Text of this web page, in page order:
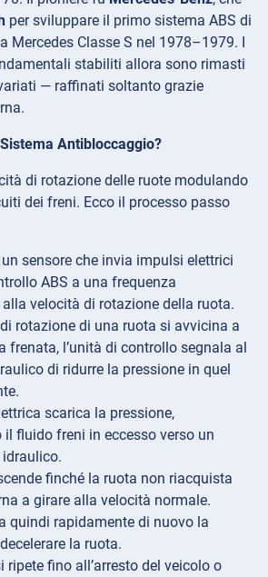
per sviluppare il primo sistema ABS di
Mercedes Classe S nel 1978–1979. I
stabiliti allora sono rimasti
— raffinati soltanto grazie
Antibloccaggio?
di rotazione delle ruote modulando
dei freni. Ecco il processo passo
sensore che invia impulsi elettrici
ABS a una frequenza
velocità di rotazione della ruota.
rotazione di una ruota si avvicina a
frenata, l’unità di controllo segnala al
di ridurre la pressione in quel
scarica la pressione,
il fluido freni in eccesso verso un
finché la ruota non riacquista
a girare alla velocità normale.
quindi rapidamente di nuovo la
la ruota.
ripete fino all’arresto del veicolo o